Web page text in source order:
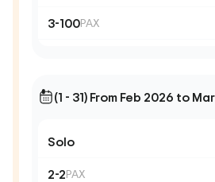
3-100PAX
(1 - 31) From Feb 2026 to
Solo
2-2PAX